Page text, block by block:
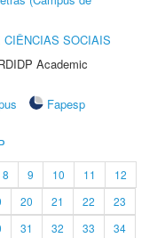
CIÊNCIAS SOCIAIS
Academic
Fapesp
8 9 10 11
12
20 21 22
23
31 32 33
34